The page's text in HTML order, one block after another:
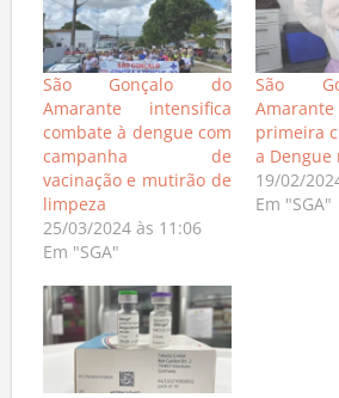
São Gonçalo do
Amarante intensifica
combate à dengue com
campanha de
vacinação e mutirão de
limpeza
25/03/2024 às 11:06
Em "SGA"
São
primeira
a Dengue
19/02/
Em "SGA"